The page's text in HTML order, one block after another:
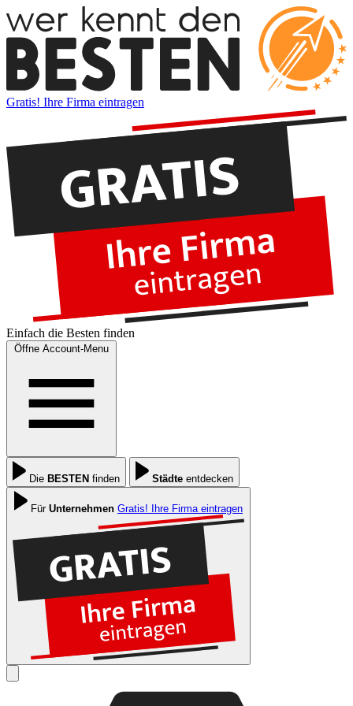
Gratis! Ihre Firma eintragen
Einfach die Besten finden
Öffne Account-Menu
Die BESTEN finden Städte entdecken
Für Unternehmen Gratis! Ihre Firma eintragen